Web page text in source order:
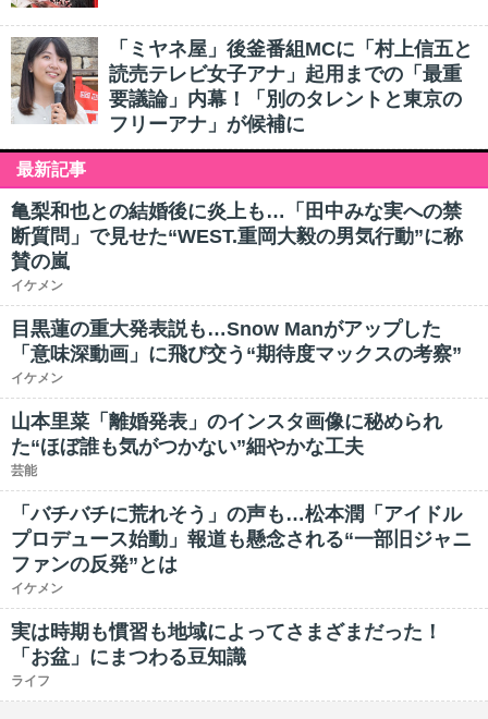
「ミヤネ屋」後釜番組MCに「村上信五と
読売テレビ女子アナ」起用までの「最重
要議論」内幕！「別のタレントと東京の
フリーアナ」が候補に
最新記事
亀梨和也との結婚後に炎上も…「田中みな実への禁
断質問」で見せた“WEST.重岡大毅の男気行動”に称
賛の嵐
イケメン
目黒蓮の重大発表説も…Snow Manがアップした
「意味深動画」に飛び交う“期待度マックスの考察”
イケメン
山本里菜「離婚発表」のインスタ画像に秘められ
た“ほぼ誰も気がつかない”細やかな工夫
芸能
「バチバチに荒れそう」の声も…松本潤「アイドル
プロデュース始動」報道も懸念される“一部旧ジャニ
ファンの反発”とは
イケメン
実は時期も慣習も地域によってさまざまだった！
「お盆」にまつわる豆知識
ライフ